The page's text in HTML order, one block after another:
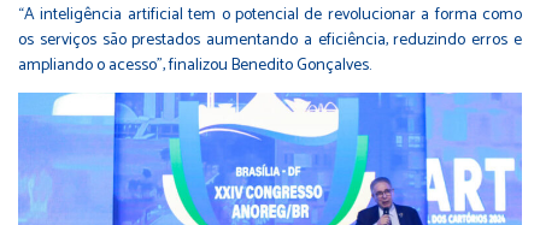
“A inteligência artificial tem o potencial de revolucionar a forma como
os serviços são prestados aumentando a eficiência, reduzindo erros e
ampliando o acesso”, finalizou Benedito Gonçalves.